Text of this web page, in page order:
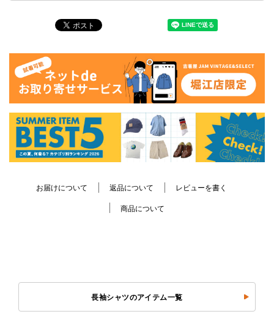
お届けについて 返品について レビューを書く
商品について
長袖シャツのアイテム一覧